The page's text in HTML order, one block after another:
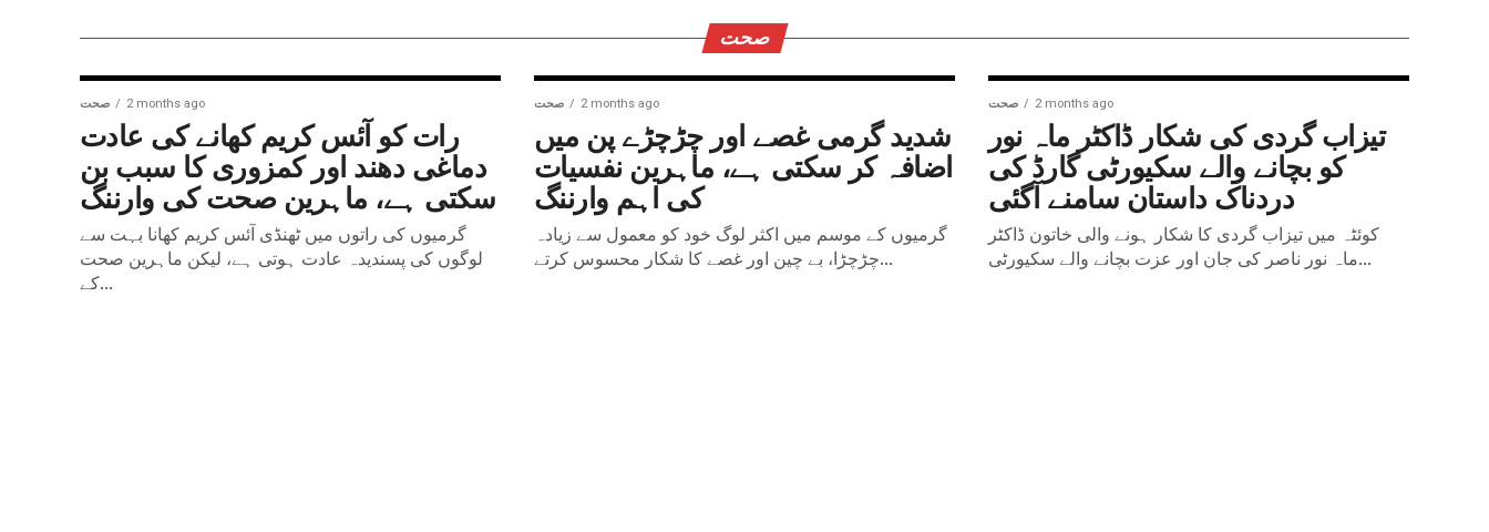
صحت
صحت 2 months ago
رات کو آئس کریم کھانے کی عادت
دماغی دھند اور کمزوری کا سبب بن
سکتی ہے، ماہرین صحت کی وارننگ
گرمیوں کی راتوں میں ٹھنڈی آئس کریم کھانا بہت سے
لوگوں کی پسندیدہ عادت ہوتی ہے، لیکن ماہرین صحت
کے...
صحت 2 months ago
شدید گرمی غصے اور چڑچڑے پن میں
اضافہ کر سکتی ہے، ماہرین نفسیات
کی اہم وارننگ
گرمیوں کے موسم میں اکثر لوگ خود کو معمول سے زیادہ
چڑچڑا، بے چین اور غصے کا شکار محسوس کرتے...
صحت 2 months ago
تیزاب گردی کی شکار ڈاکٹر ماہ نور
کو بچانے والے سکیورٹی گارڈ کی
دردناک داستان سامنے آگئی
کوئٹہ میں تیزاب گردی کا شکار ہونے والی خاتون ڈاکٹر
ماہ نور ناصر کی جان اور عزت بچانے والے سکیورٹی...